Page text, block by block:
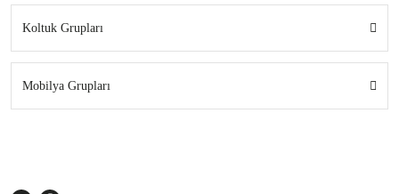
Koltuk Grupları
Mobilya Grupları